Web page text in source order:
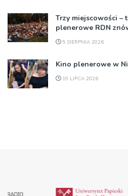
Trzy miejscowości –
plenerowe RDN
5 SIERPNIA 2026
Kino plenerowe w
19 LIPCA 2026